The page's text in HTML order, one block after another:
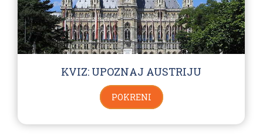
KVIZ: UPOZNAJ AUSTRIJU
POKRENI